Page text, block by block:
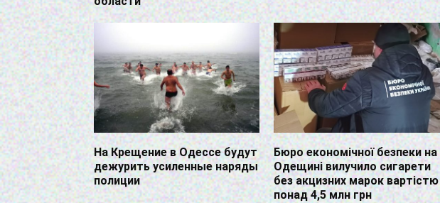
На Крещение в Одессе будут
дежурить усиленные наряды
полиции
Бюро економічної безпеки на
Одещині вилучило сигарети
без акцизних марок вартістю
понад 4,5 млн грн